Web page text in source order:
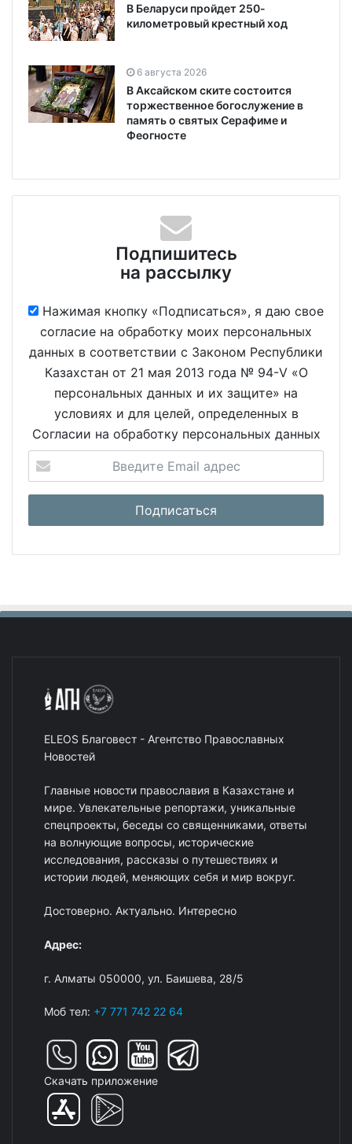
В Беларуси пройдет 250-
километровый крестный ход
6 августа 2026
В Аксайском ските состоится
торжественное богослужение в
память о святых Серафиме и
Феогносте
Подпишитесь
на рассылку
Нажимая кнопку «Подписаться», я даю свое
согласие на обработку моих персональных
данных в соответствии с Законом Республики
Казахстан от 21 мая 2013 года № 94-V «О
персональных данных и их защите» на
условиях и для целей, определенных в
Согласии на обработку персональных данных
ELEOS Благовест - Агентство Православных
Новостей
Главные новости православия в Казахстане и
мире. Увлекательные репортажи, уникальные
спецпроекты, беседы со священниками, ответы
на волнующие вопросы, исторические
исследования, рассказы о путешествиях и
истории людей, меняющих себя и мир вокруг.
Достоверно. Актуально. Интересно
Адрес:
г. Алматы 050000, ул. Баишева, 28/5
Моб тел: +7 771 742 22 64
Скачать приложение